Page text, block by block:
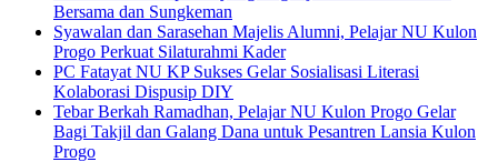
Bersama dan Sungkeman
Syawalan dan Sarasehan Majelis Alumni, Pelajar NU Kulon
Progo Perkuat Silaturahmi Kader
PC Fatayat NU KP Sukses Gelar Sosialisasi Literasi
Kolaborasi Dispusip DIY
Tebar Berkah Ramadhan, Pelajar NU Kulon Progo Gelar
Bagi Takjil dan Galang Dana untuk Pesantren Lansia Kulon
Progo